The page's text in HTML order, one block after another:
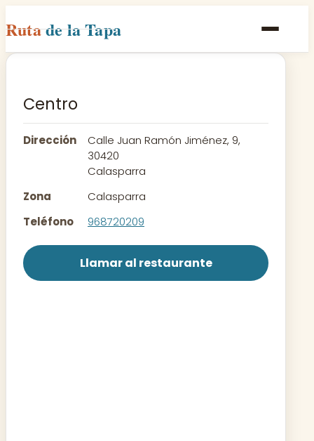
Rutade la Tapa
Inicio
Rutas
Contacto
Centro
Dirección
Calle Juan Ramón Jiménez, 9,
30420
Calasparra
Zona
Calasparra
Teléfono
968720209
Llamar al restaurante